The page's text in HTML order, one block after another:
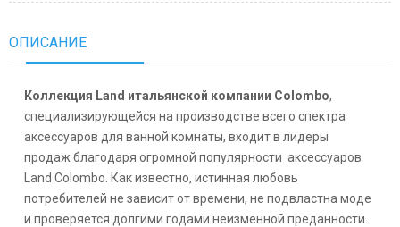
ОПИСАНИЕ
Коллекция Land итальянской компании Colombo,
специализирующейся на производстве всего спектра
аксессуаров для ванной комнаты, входит в лидеры
продаж благодаря огромной популярности аксессуаров
Land Colombo. Как известно, истинная любовь
потребителей не зависит от времени, не подвластна моде
и проверяется долгими годами неизменной преданности.